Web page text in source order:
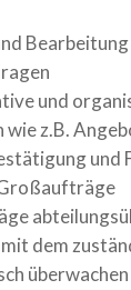
und
wie z.B.
und
dem